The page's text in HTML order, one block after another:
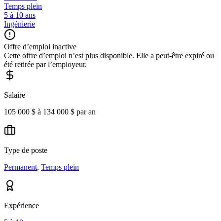
Temps plein
5 à 10 ans
Ingénierie
Offre d’emploi inactive
Cette offre d’emploi n’est plus disponible. Elle a peut-être expiré ou
été retirée par l’employeur.
Salaire
105 000 $ à 134 000 $ par an
Type de poste
Permanent, Temps plein
Expérience